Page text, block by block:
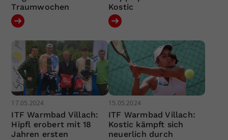
Traumwochen
Kostic
17.05.2024
ITF Warmbad Villach:
Hipfl erobert mit 18
Jahren ersten
15.05.2024
ITF Warmbad Villach:
Kostic kämpft sich
neuerlich durch